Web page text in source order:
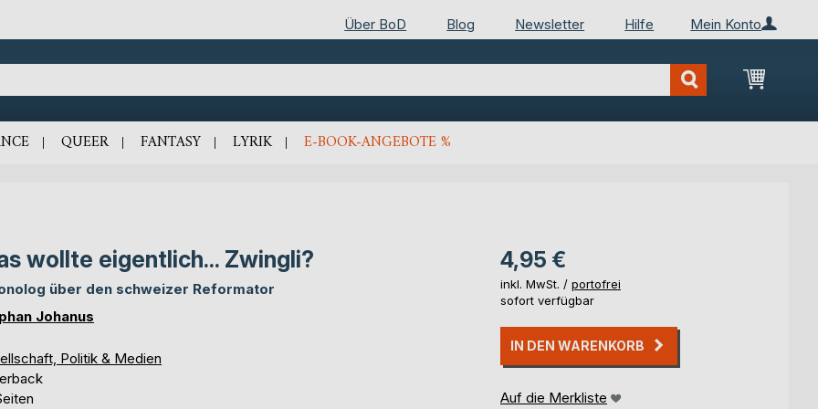
Mein Konto
Über BoD Blog Newsletter Hilfe
Mein
QUEER FANTASY LYRIK E-BOOK-ANGEBOTE %
wollte eigentlich... Zwingli?
über den schweizer Reformator
Johanus
Politik & Medien
4,95 €
inkl. MwSt. / portofrei
sofort verfügbar
IN DEN WARENKORB
Auf die Merkliste